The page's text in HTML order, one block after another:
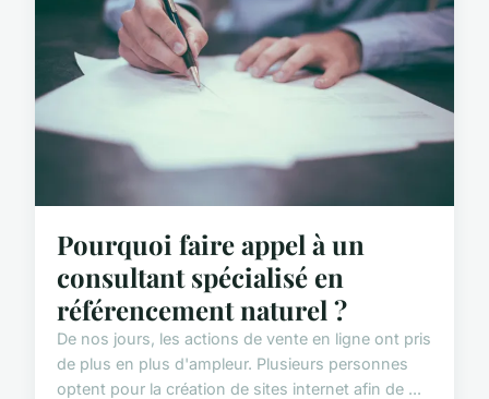
Pourquoi faire appel à un
consultant spécialisé en
référencement naturel ?
De nos jours, les actions de vente en ligne ont pris
de plus en plus d'ampleur. Plusieurs personnes
optent pour la création de sites internet afin de ...